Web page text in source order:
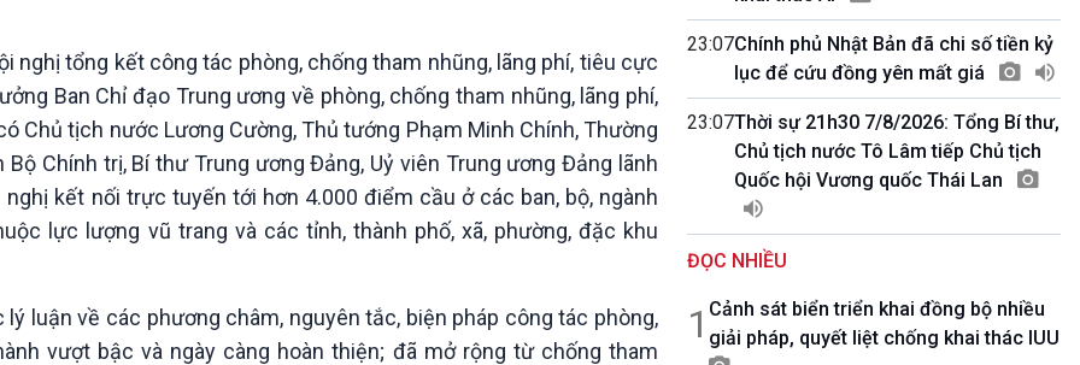
E-Magazine
Câu chuyện thời sự
Dòng chảy sự kiện
Đối thoại
Diễn đàn chủ nhật
Chuyện đêm
nghị tổng kết công tác phòng, chống tham nhũng, lãng phí, tiêu cực
Ban Chỉ đạo Trung ương về phòng, chống tham nhũng, lãng phí,
Chủ tịch nước Lương Cường, Thủ tướng Phạm Minh Chính, Thường
Chính trị, Bí thư Trung ương Đảng, Uỷ viên Trung ương Đảng lãnh
kết nối trực tuyến tới hơn 4.000 điểm cầu ở các ban, bộ, ngành
lực lượng vũ trang và các tỉnh, thành phố, xã, phường, đặc khu
luận về các phương châm, nguyên tắc, biện pháp công tác phòng,
vượt bậc và ngày càng hoàn thiện; đã mở rộng từ chống tham
23:07Chính phủ Nhật Bản đã chi số tiền kỷ
lục để cứu đồng yên mất giá
23:07Thời sự 21h30 7/8/2026: Tổng Bí thư,
Chủ tịch nước Tô Lâm tiếp Chủ tịch
Quốc hội Vương quốc Thái Lan
ĐỌC NHIỀU
1 Cảnh sát biển triển khai đồng bộ nhiều
giải pháp, quyết liệt chống khai thác IUU